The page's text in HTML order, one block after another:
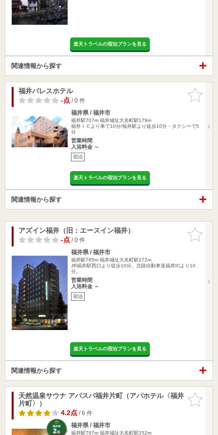
楽天トラベルの宿泊プランを見る
関連情報から探す
お気に入
りに追加
福井パレスホテル
-点/ 0 件
福井県 / 福井市
福井駅707m 福井城址大名町駅179m
福井ＩＣより車で10分/福井駅より徒歩10分・タクシーで5
分
営業時間
入浴料金 ～
宿泊
楽天トラベルの宿泊プランを見る
関連情報から探す
お気に入
りに追加
アズイン福井（旧：エースイン福井）
-点/ 0 件
福井県 / 福井市
福井駅765m 福井城址大名町駅272m
JR福井駅西口より徒歩10分。北陸自動車道福井ICより10
分。
営業時間
入浴料金 ～
宿泊
楽天トラベルの宿泊プランを見る
関連情報から探す
お気に入
りに追加
天然温泉サウナ アパスパ福井片町（アパホテル〈福井
片町〉）
4.2点/ 6 件
福井県 / 福井市
福井駅797m 福井城址大名町駅252m